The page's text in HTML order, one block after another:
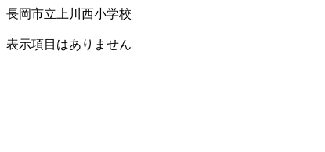
長岡市立上川西小学校
表示項目はありません